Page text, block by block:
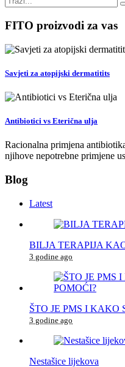
FITO proizvodi za vas
Savjeti za atopijski dermatitits
Antibiotici vs Eterična ulja
Racionalna primjena
njihove nepotrebne primjene
Blog
Latest
BILJA TERAPIJA
3 godine ago
ŠTO JE PMS I KAKO
3 godine ago
Nestašice lijekova